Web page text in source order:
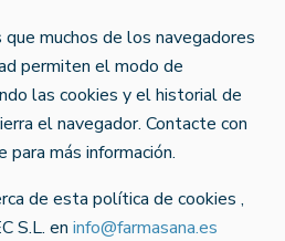
muchos de los navegadores
permiten el modo de
las cookies y el historial de
el navegador. Contacte con
más información.
de esta política de cookies ,
S.L. en info@farmasana.es